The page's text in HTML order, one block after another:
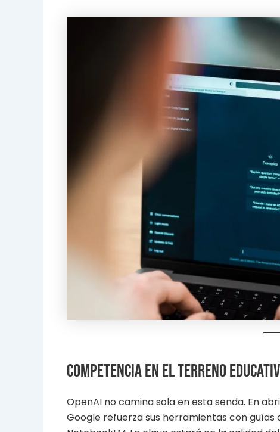
Competencia en el terreno
OpenAI no camina sola en esta senda. En
Google refuerza sus herramientas con